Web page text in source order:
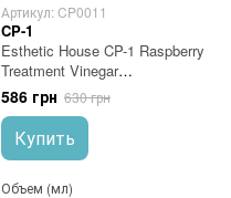
Артикул: CP0011
CP-1
Esthetic House CP-1 Raspberry
Treatment Vinegar
Кондиционер-ополаскиватель
на основе малинового уксуса
500 мл
586 грн 630 грн
Купить
Объем (мл)